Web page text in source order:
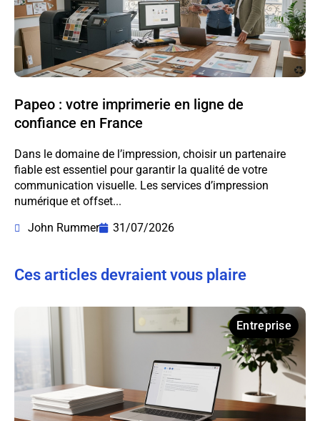
Papeo : votre imprimerie en ligne de
confiance en France
Dans le domaine de l’impression, choisir un partenaire
fiable est essentiel pour garantir la qualité de votre
communication visuelle. Les services d’impression
numérique et offset...
John Rummer
31/07/2026
Ces articles devraient vous plaire
Entreprise